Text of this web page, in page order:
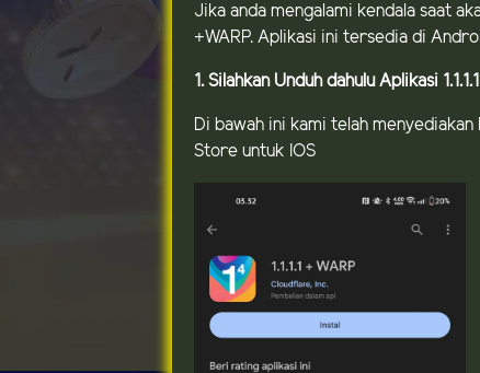
Jika anda mengalami kendala saat
+WARP. Aplikasi ini tersedia di
1. Silahkan Unduh dahulu Aplikasi
Di bawah ini kami telah
Store untuk IOS